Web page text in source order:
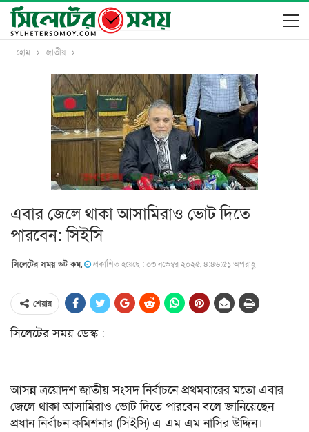
হোম জাতীয়
এবার জেলে থাকা আসামিরাও ভোট দিতে
পারবেন: সিইসি
সিলেটের সময় ডট কম, প্রকাশিত হয়েছে : ০৩ নভেম্বর ২০২৫, ৪:৪৬:৫১ অপরাহ্ণ
শেয়ার
সিলেটের সময় ডেস্ক :
আসন্ন ত্রয়োদশ জাতীয় সংসদ নির্বাচনে প্রথমবারের মতো এবার
জেলে থাকা আসামিরাও ভোট দিতে পারবেন বলে জানিয়েছেন
প্রধান নির্বাচন কমিশনার (সিইসি) এ এম এম নাসির উদ্দিন।